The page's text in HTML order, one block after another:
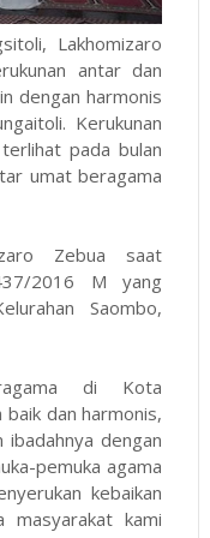
Lakhomizaro
antar dan
dengan harmonis
Kerukunan
pada bulan
umat beragama
Zebua saat
2016 M yang
Saombo,
di Kota
dan harmonis,
ibadahnya dengan
pemuka agama
kebaikan
masyarakat kami